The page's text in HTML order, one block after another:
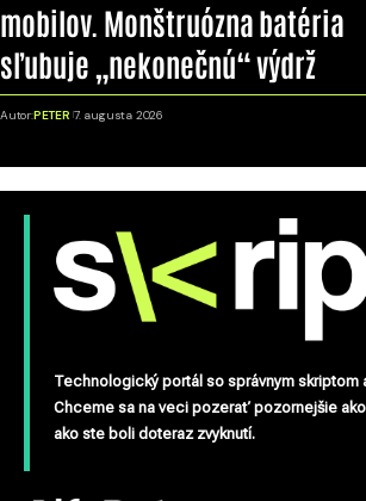
mobilov. Monštruózna batéria
sľubuje „nekonečnú“ výdrž
Autor:PETER 7. augusta 2026
Technologický portál so správnym skriptom
Chceme sa na veci pozerať pozornejšie
ako ste boli doteraz zvyknutí.